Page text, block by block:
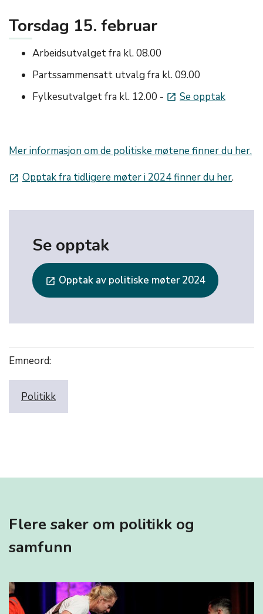
Torsdag 15. februar
Arbeidsutvalget fra kl. 08.00
Partssammensatt utvalg fra kl. 09.00
Fylkesutvalget fra kl. 12.00 - launch Se opptak
Mer informasjon om de politiske møtene finner du her.
launch Opptak fra tidligere møter i 2024 finner du her.
Se opptak
launch Opptak av politiske møter 2024
Emneord:
Politikk
Flere saker om politikk og
samfunn